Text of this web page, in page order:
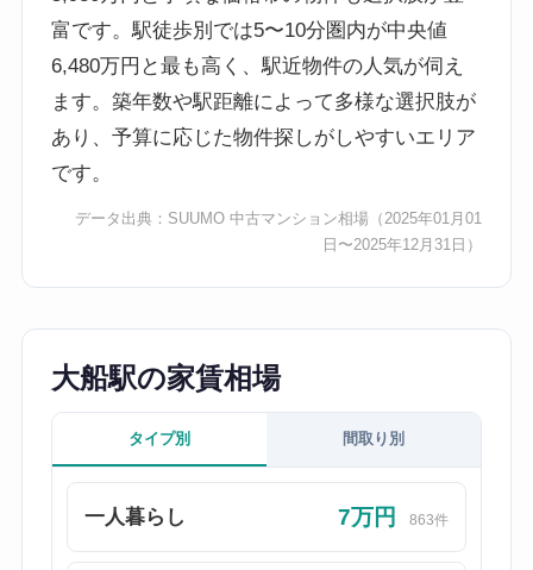
富です。駅徒歩別では5〜10分圏内が中央値
6,480万円と最も高く、駅近物件の人気が伺え
ます。築年数や駅距離によって多様な選択肢が
あり、予算に応じた物件探しがしやすいエリア
です。
データ出典： SUUMO 中古マンション相場 （2025年01月01
日〜2025年12月31日）
大船駅の家賃相場
タイプ別 間取り別
一人暮らし 7万円 863件